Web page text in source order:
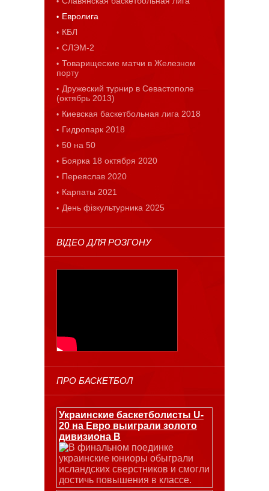
Евролига
КБЛ
СЛЭМ-2
Товарищеские матчи в Железном
порту
Дружеский турнир в Севастополе
(октябрь 2013)
Киевская баскетбольная лига 2018
Гидропарк 2018
50 на 50
Боярка 18 октября 2020
Переяслав 2020
Карпаты 2021
День фізкультурника 2025
ВІДЕО ДЛЯ РОЗГОНУ
ПРО БАСКЕТБОЛ
Украинские баскетболисты U-
20 на Евро выиграли золото
дивизиона В
В финальном поединке
украинские юниоры обыграли
исландских сверстников и смогли
достичь повышения в классе.